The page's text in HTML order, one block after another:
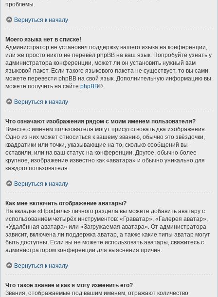
проблемы.
Вернуться к началу
Моего языка нет в списке!
Администратор не установил поддержку вашего языка на конференции,
или же просто никто не перевёл phpBB на ваш язык. Попробуйте узнать у
администратора конференции, может ли он установить нужный вам
языковой пакет. Если такого языкового пакета не существует, то вы сами
можете перевести phpBB на свой язык. Дополнительную информацию вы
можете получить на сайте phpBB®.
Вернуться к началу
Что означают изображения рядом с моим именем пользователя?
Вместе с именем пользователя могут присутствовать два изображения.
Одно из них может относиться к вашему званию, обычно это звёздочки,
квадратики или точки, указывающие на то, сколько сообщений вы
оставили, или на ваш статус на конференции. Другое, обычно более
крупное, изображение известно как «аватара» и обычно уникально для
каждого пользователя.
Вернуться к началу
Как мне включить отображение аватары?
На вкладке «Профиль» личного раздела вы можете добавить аватару с
использованием четырёх инструментов: «Граватар», «Галерея аватар»,
«Удалённая аватара» или «Загружаемая аватара». От администратора
зависит, включена ли поддержка аватар, а также какие типы аватар могут
быть доступны. Если вы не можете использовать аватары, свяжитесь с
администратором конференции для выяснения причин.
Вернуться к началу
Что такое звание и как я могу изменить его?
Звания, отображаемые под вашим именем, отражают количество